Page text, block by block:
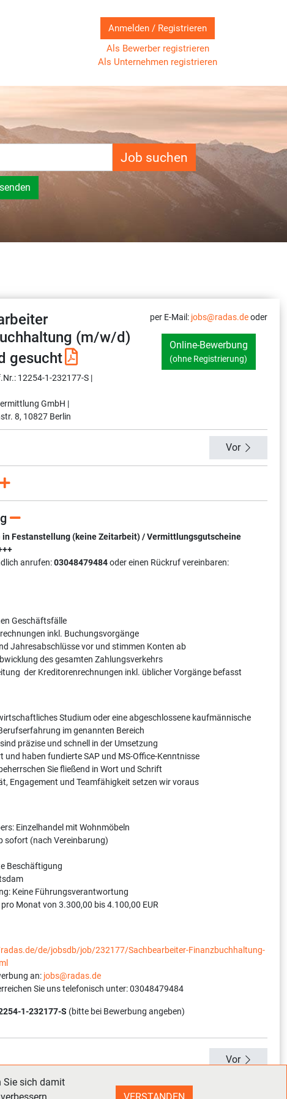
Anmelden / Registrieren
Als Bewerber registrieren
Als Unternehmen registrieren
Job suchen
(m/w/d)
gesucht
12254-1-232177-S |
GmbH |
8, 10827 Berlin
per E-Mail: jobs@radas.deoder
Online-Bewerbung
(ohne Registrierung)
Vor
in Festanstellung (keine Zeitarbeit) / Vermittlungsgutscheine
anrufen:03048479484oder einen Rückruf vereinbaren:
Geschäftsfälle
inkl. Buchungsvorgänge
Jahresabschlüsse vor und stimmen Konten ab
des gesamten Zahlungsverkehrs
der Kreditorenrechnungen inkl. üblicher Vorgänge befasst
Studium oder eine abgeschlossene kaufmännische
im genannten Bereich
präzise und schnell in der Umsetzung
und haben fundierte SAP und MS-Office-Kenntnisse
Sie fließend in Wort und Schrift
Engagement und Teamfähigkeit setzen wir voraus
Einzelhandel mit Wohnmöbeln
sofort (nach Vereinbarung)
Beschäftigung
Keine Führungsverantwortung
Monat von 3.300,00 bis 4.100,00 EUR
de/jobsdb/job/232177/Sachbearbeiter-Finanzbuchhaltung-
an: jobs@radas.de
Sie uns telefonisch unter: 03048479484
1-232177-S (bitte bei Bewerbung angeben)
Vor
Sie sich damit